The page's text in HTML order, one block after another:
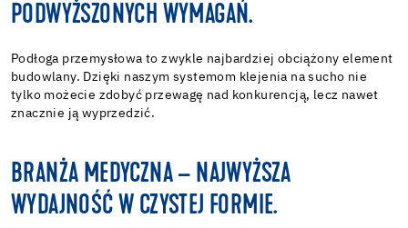
PODWYŻSZONYCH WYMAGAŃ.
Podłoga przemysłowa to zwykle najbardziej obciążony element
budowlany. Dzięki naszym systemom klejenia na sucho nie
tylko możecie zdobyć przewagę nad konkurencją, lecz nawet
znacznie ją wyprzedzić.
BRANŻA MEDYCZNA – NAJWYŻSZA
WYDAJNOŚĆ W CZYSTEJ FORMIE.